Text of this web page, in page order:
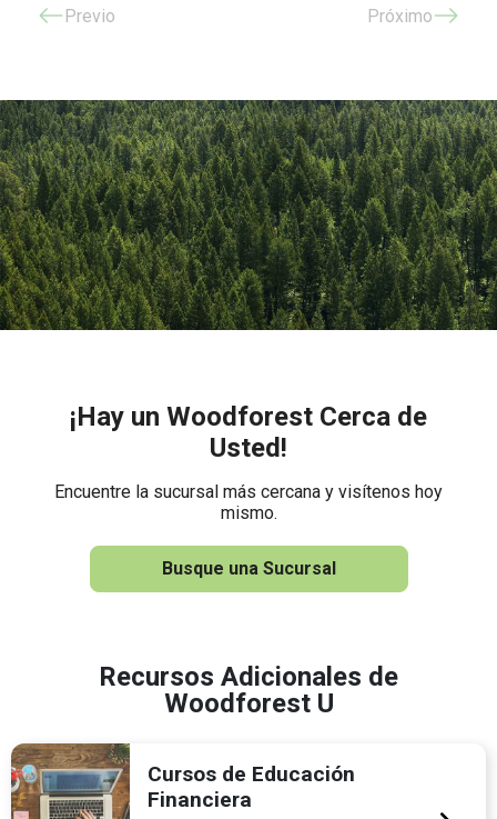
Previo
Próximo
¡Hay un Woodforest Cerca de
Usted!
Encuentre la sucursal más cercana y visítenos hoy
mismo.
Busque una Sucursal
Recursos Adicionales de
Woodforest U
Cursos de Educación
Financiera